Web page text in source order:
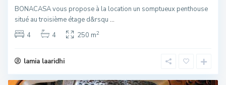
BONACASA vous propose à la location un somptueux penthouse
situé au troisième étage d&rsqu ...
4
4 250 m2
lamia laaridhi